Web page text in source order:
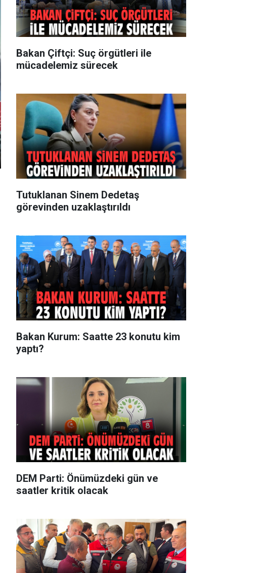
Bakan Çiftçi: Suç örgütleri ile
mücadelemiz sürecek
Tutuklanan Sinem Dedetaş
görevinden uzaklaştırıldı
Bakan Kurum: Saatte 23 konutu kim
yaptı?
DEM Parti: Önümüzdeki gün ve
saatler kritik olacak